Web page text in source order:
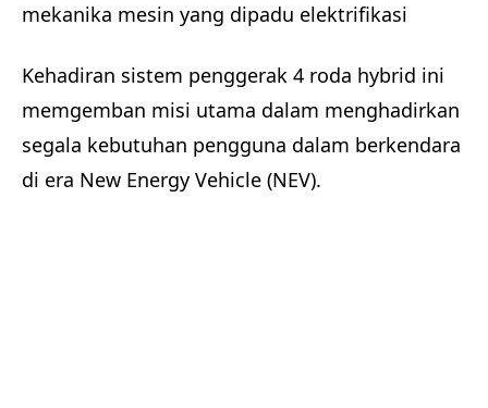
mekanika mesin yang dipadu elektrifikasi
Kehadiran sistem penggerak 4 roda hybrid ini
memgemban misi utama dalam menghadirkan
segala kebutuhan pengguna dalam berkendara
di era New Energy Vehicle (NEV).